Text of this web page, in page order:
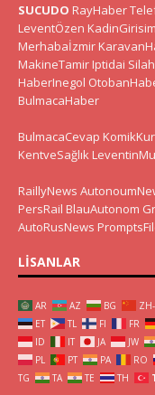
SUCUDO RayHaber
LeventÖzen KadinGirisim
Merhabaİzmir
MakineTamir Iptidai
HaberInegol
BulmacaHaber
BulmacaCevap
KentveSağlık
RaillyNews
PersRail BlauAutonom
AutoRusNews
LISANLAR
AR AZ BG
ET
TL FI FR
ID
IT JA JW
PL
PT PA RO
TG
TA TE TH